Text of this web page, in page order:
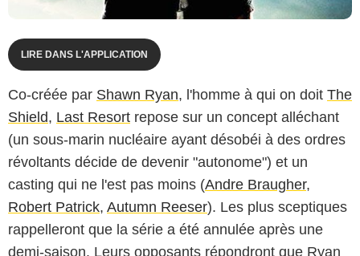
LIRE DANS L'APPLICATION
Co-créée par Shawn Ryan, l'homme à qui on doit The
Shield, Last Resort repose sur un concept alléchant
(un sous-marin nucléaire ayant désobéi à des ordres
révoltants décide de devenir "autonome") et un
casting qui ne l'est pas moins (Andre Braugher,
Robert Patrick, Autumn Reeser). Les plus sceptiques
rappelleront que la série a été annulée après une
demi-saison. Leurs opposants répondront que Ryan